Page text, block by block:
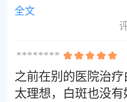
免疫，不分开瞎治。
她方案调理数月，
全文
********
之前在别的医院治
太理想，白斑也没